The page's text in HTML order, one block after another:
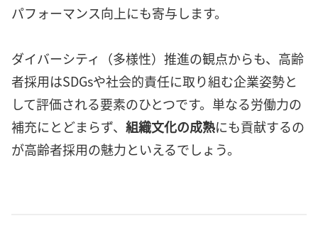
パフォーマンス向上にも寄与します。
ダイバーシティ（多様性）推進の観点からも、高齢
者採用はSDGsや社会的責任に取り組む企業姿勢と
して評価される要素のひとつです。単なる労働力の
補充にとどまらず、 組織文化の成熟にも貢献するの
が高齢者採用の魅力といえるでしょう。